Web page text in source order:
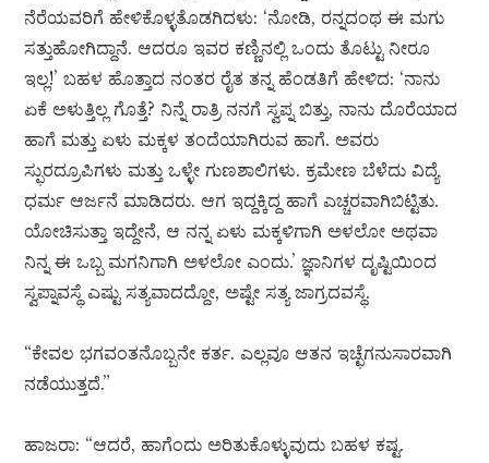
ನೆರೆಯವರಿಗೆ ಹೇಳಿಕೊಳ್ಳತೊಡಗಿದಳು: ‘ನೋಡಿ, ರನ್ನದಂಥ ಈ ಮಗು
ಸತ್ತುಹೋಗಿದ್ದಾನೆ. ಆದರೂ ಇವರ ಕಣ್ಣಿನಲ್ಲಿ ಒಂದು ತೊಟ್ಟು ನೀರೂ
ಇಲ್ಲ!’ ಬಹಳ ಹೊತ್ತಾದ ನಂತರ ರೈತ ತನ್ನ ಹೆಂಡತಿಗೆ ಹೇಳಿದ: ‘ನಾನು
ಏಕೆ ಅಳುತ್ತಿಲ್ಲ ಗೊತ್ತೆ? ನಿನ್ನೆ ರಾತ್ರಿ ನನಗೆ ಸ್ವಪ್ನ ಬಿತ್ತು, ನಾನು ದೊರೆಯಾದ
ಹಾಗೆ ಮತ್ತು ಏಳು ಮಕ್ಕಳ ತಂದೆಯಾಗಿರುವ ಹಾಗೆ. ಅವರು
ಸ್ಫುರದ್ರೂಪಿಗಳು ಮತ್ತು ಒಳ್ಳೇ ಗುಣಶಾಲಿಗಳು. ಕ್ರಮೇಣ ಬೆಳೆದು ವಿದ್ಯೆ
ಧರ್ಮ ಆರ್ಜನೆ ಮಾಡಿದರು. ಆಗ ಇದ್ದಕ್ಕಿದ್ದ ಹಾಗೆ ಎಚ್ಚರವಾಗಿಬಿಟ್ಟಿತು.
ಯೋಚಿಸುತ್ತಾ ಇದ್ದೇನೆ, ಆ ನನ್ನ ಏಳು ಮಕ್ಕಳಿಗಾಗಿ ಅಳಲೋ ಅಥವಾ
ನಿನ್ನ ಈ ಒಬ್ಬ ಮಗನಿಗಾಗಿ ಅಳಲೋ ಎಂದು.’ ಜ್ಞಾನಿಗಳ ದೃಷ್ಟಿಯಿಂದ
ಸ್ವಪ್ನಾವಸ್ಥೆ ಎಷ್ಟು ಸತ್ಯವಾದದ್ದೋ, ಅಷ್ಟೇ ಸತ್ಯ ಜಾಗ್ರದವಸ್ಥೆ.
“ಕೇವಲ ಭಗವಂತನೊಬ್ಬನೇ ಕರ್ತ. ಎಲ್ಲವೂ ಆತನ ಇಚ್ಛೆಗನುಸಾರವಾಗಿ
ನಡೆಯುತ್ತದೆ.”
ಹಾಜರಾ: “ಆದರೆ, ಹಾಗೆಂದು ಅರಿತುಕೊಳ್ಳುವುದು ಬಹಳ ಕಷ್ಟ.